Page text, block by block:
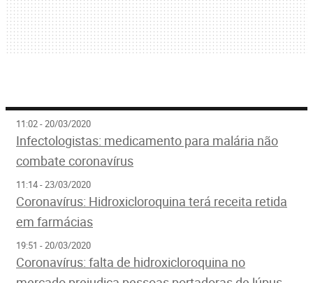
11:02 - 20/03/2020
Infectologistas: medicamento para malária não
combate coronavírus
11:14 - 23/03/2020
Coronavírus: Hidroxicloroquina terá receita retida
em farmácias
19:51 - 20/03/2020
Coronavírus: falta de hidroxicloroquina no